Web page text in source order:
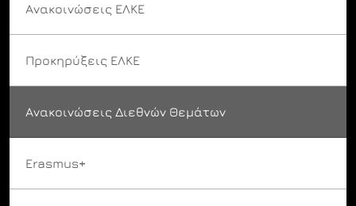
Ανακοινώσεις ΕΛΚΕ
Προκηρύξεις ΕΛΚΕ
Ανακοινώσεις Διεθνών Θεμάτων
Erasmus+